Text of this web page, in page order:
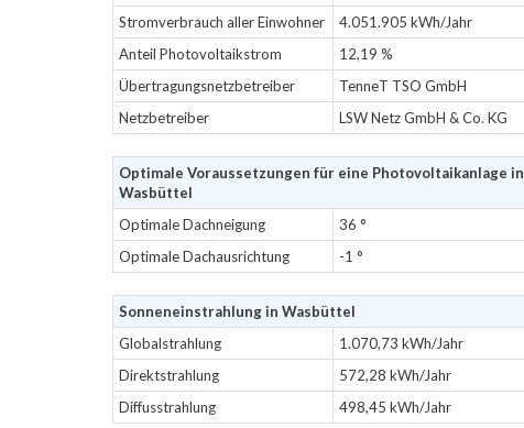
Stromverbrauch aller Einwohner
4.051.905 kWh/Jahr
Anteil Photovoltaikstrom
12,19 %
Übertragungsnetzbetreiber
TenneT TSO GmbH
Netzbetreiber
LSW Netz GmbH & Co. KG
Optimale Voraussetzungen für eine Photovoltaikanlage in
Wasbüttel
Optimale Dachneigung
36 °
Optimale Dachausrichtung
-1 °
Sonneneinstrahlung in Wasbüttel
Globalstrahlung
1.070,73 kWh/Jahr
Direktstrahlung
572,28 kWh/Jahr
Diffusstrahlung
498,45 kWh/Jahr